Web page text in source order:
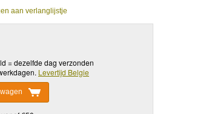
aan verlanglijstje
= dezelfde dag verzonden
Levertijd Belgie